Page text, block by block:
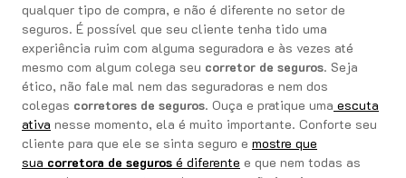
qualquer tipo de compra, e não é diferente no setor de
seguros. É possível que seu cliente tenha tido uma
experiência ruim com alguma seguradora e às vezes até
mesmo com algum colega seu corretor de seguros. Seja
ético, não fale mal nem das seguradoras e nem dos
colegas corretores de seguros. Ouça e pratique uma escuta
ativa nesse momento, ela é muito importante. Conforte seu
cliente para que ele se sinta seguro e mostre que
sua corretora de seguros é diferente e que nem todas as